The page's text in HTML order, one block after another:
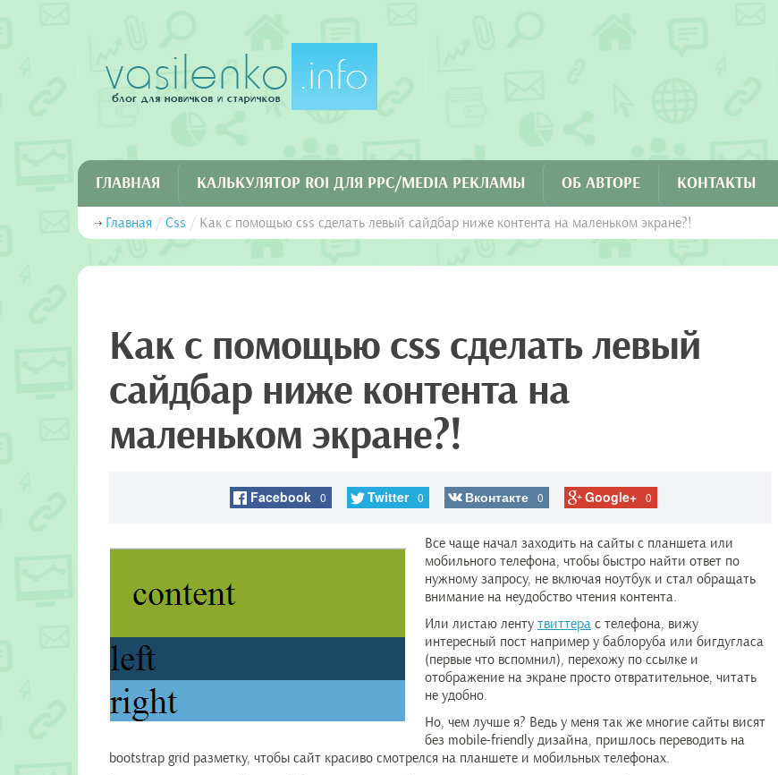
ГЛАВНАЯ КАЛЬКУЛЯТОР ROI ДЛЯ PPC/MEDIA РЕКЛАМЫ ОБ АВТОРЕ КОНТАКТЫ
Главная / Css / Как с помощью css сделать левый сайдбар ниже контента на маленьком экране?!
Как с помощью css сделать левый
сайдбар ниже контента на
маленьком экране?!
Facebook 0 Twitter 0 Вконтакте 0 Google+ 0
Все чаще начал заходить на сайты с планшета или
мобильного телефона, чтобы быстро найти ответ по
нужному запросу, не включая ноутбук и стал обращать
внимание на неудобство чтения контента.
Или листаю ленту твиттера с телефона, вижу
интересный пост например у баблоруба или бигдугласа
(первые что вспомнил), перехожу по ссылке и
отображение на экране просто отвратительное, читать
не удобно.
Но, чем лучше я? Ведь у меня так же многие сайты висят
без mobile-friendly дизайна, пришлось переводить на
bootstrap grid разметку, чтобы сайт красиво смотрелся на планшете и мобильных телефонах.